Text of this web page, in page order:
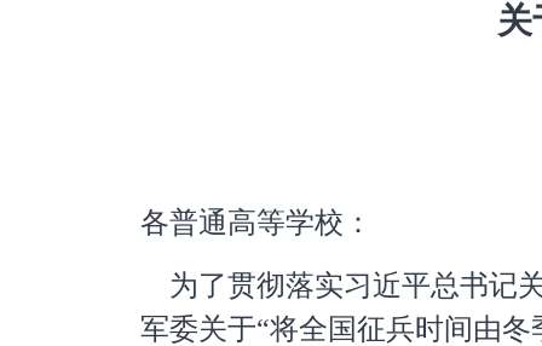
关
各普通高等学校：
为了贯彻落实习近平总书记
军委关于“将全国征兵时间由